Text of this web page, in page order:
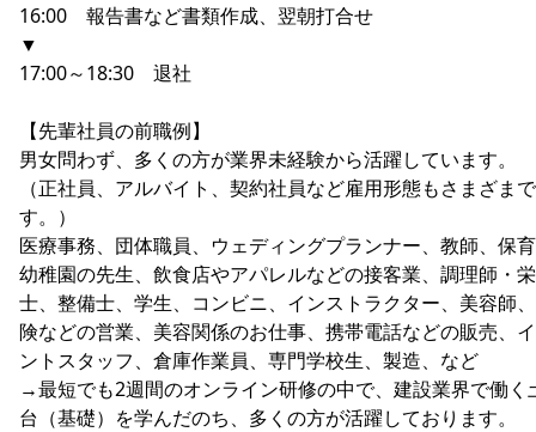
16:00 報告書など書類作成、翌朝打合せ
▼
17:00～18:30 退社
【先輩社員の前職例】
男女問わず、多くの方が業界未経験から活躍しています。
（正社員、アルバイト、契約社員など雇用形態もさまざまで
す。）
医療事務、団体職員、ウェディングプランナー、教師、保
幼稚園の先生、飲食店やアパレルなどの接客業、調理師・
士、整備士、学生、コンビニ、インストラクター、美容師
険などの営業、美容関係のお仕事、携帯電話などの販売、
ントスタッフ、倉庫作業員、専門学校生、製造、など
→最短でも2週間のオンライン研修の中で、建設業界で働く
台（基礎）を学んだのち、多くの方が活躍しております。